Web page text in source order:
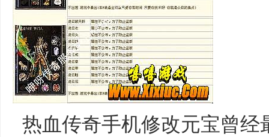
热血传奇手机修改元宝曾